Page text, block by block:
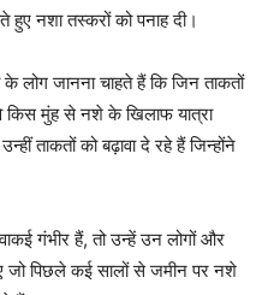
हुए नशा तस्करों को पनाह दी।
जानना चाहते हैं कि जिन ताकतों
वे किस मुंह से नशे के खिलाफ यात्रा
ताकतों को बढ़ावा दे रहे हैं जिन्होंने
गंभीर हैं, तो उन्हें उन लोगों और
जो पिछले कई सालों से जमीन पर नशे